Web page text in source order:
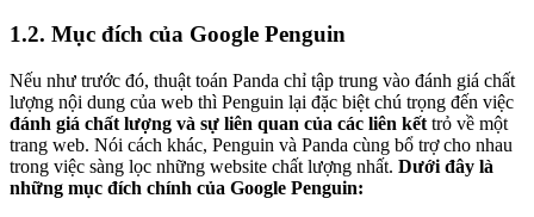
1.2. Mục đích của Google Penguin
Nếu như trước đó, thuật toán Panda chỉ tập trung vào đánh giá chất
lượng nội dung của web thì Penguin lại đặc biệt chú trọng đến việc
đánh giá chất lượng và sự liên quan của các liên kết trỏ về một
trang web. Nói cách khác, Penguin và Panda cùng bổ trợ cho nhau
trong việc sàng lọc những website chất lượng nhất. Dưới đây là
những mục đích chính của Google Penguin: